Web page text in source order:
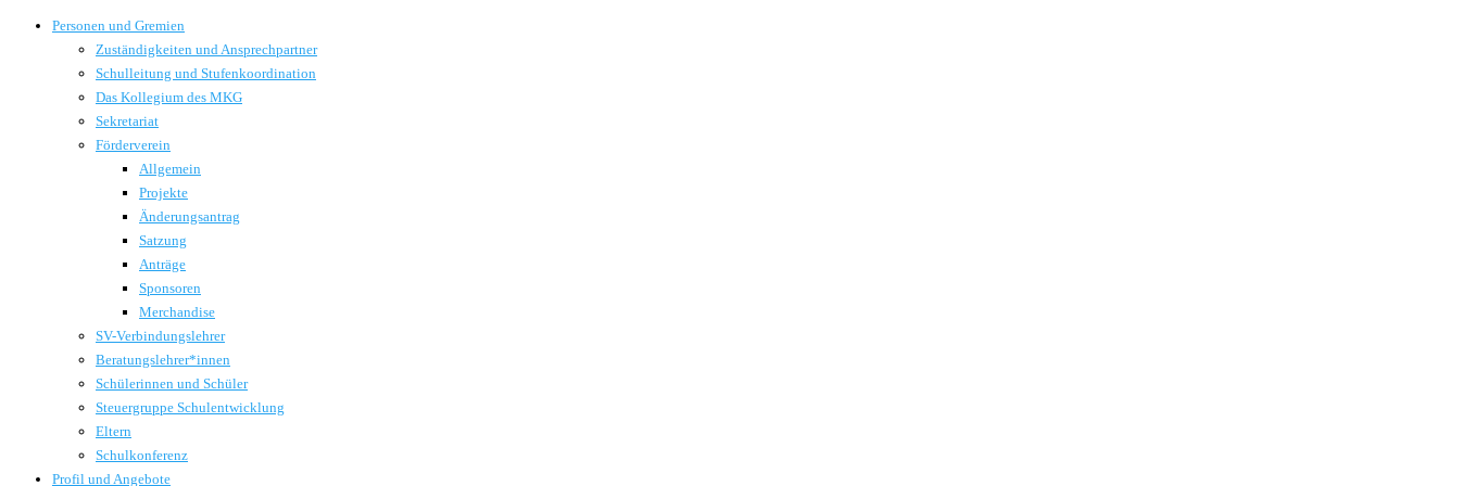
Personen und Gremien
Zuständigkeiten und Ansprechpartner
Schulleitung und Stufenkoordination
Das Kollegium des MKG
Sekretariat
Förderverein
Allgemein
Projekte
Änderungsantrag
Satzung
Anträge
Sponsoren
Merchandise
SV-Verbindungslehrer
Beratungslehrer*innen
Schülerinnen und Schüler
Steuergruppe Schulentwicklung
Eltern
Schulkonferenz
Profil und Angebote